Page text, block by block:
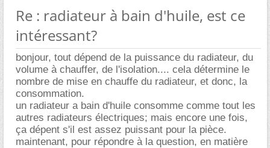
Re : radiateur à bain d'huile, est ce
intéressant?
bonjour, tout dépend de la puissance du radiateur, du
volume à chauffer, de l'isolation.... cela détermine le
nombre de mise en chauffe du radiateur, et donc, la
consommation.
un radiateur a bain d'huile consomme comme tout les
autres radiateurs électriques; mais encore une fois,
ça dépent s'il est assez puissant pour la pièce.
maintenant, pour répondre à la question, en matière